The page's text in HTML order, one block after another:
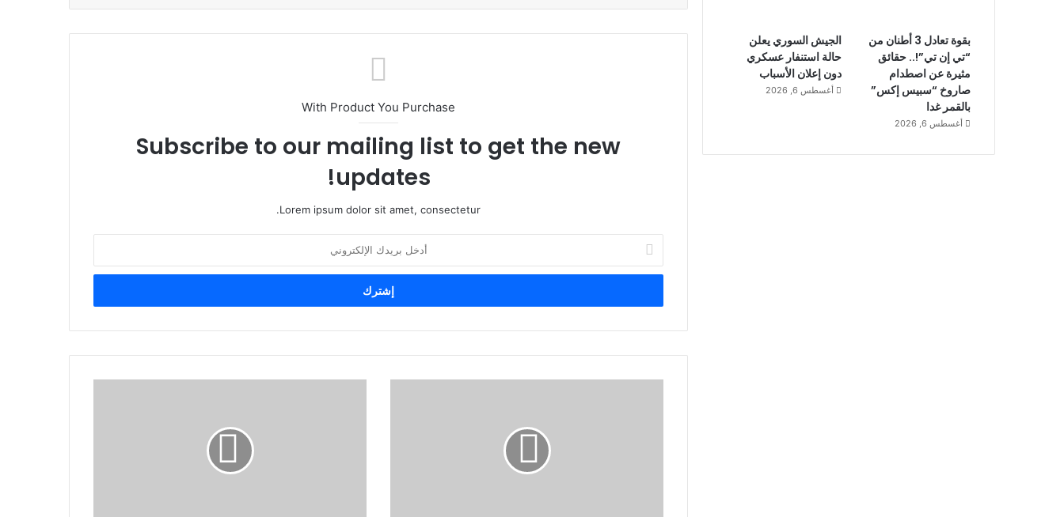
With Product You Purchase
Subscribe to our mailing list to get the new
updates!
Lorem ipsum dolor sit amet, consectetur.
خ
ب
د
بقوة تعادل 3 أطنان من
“تي إن تي”!.. حقائق
مثيرة عن اصطدام
صاروخ “سبيس إكس”
بالقمر غدا
أغسطس 6, 2026
الجيش السوري يعلن
حالة استنفار عسكري
دون إعلان الأسباب
أغسطس 6, 2026